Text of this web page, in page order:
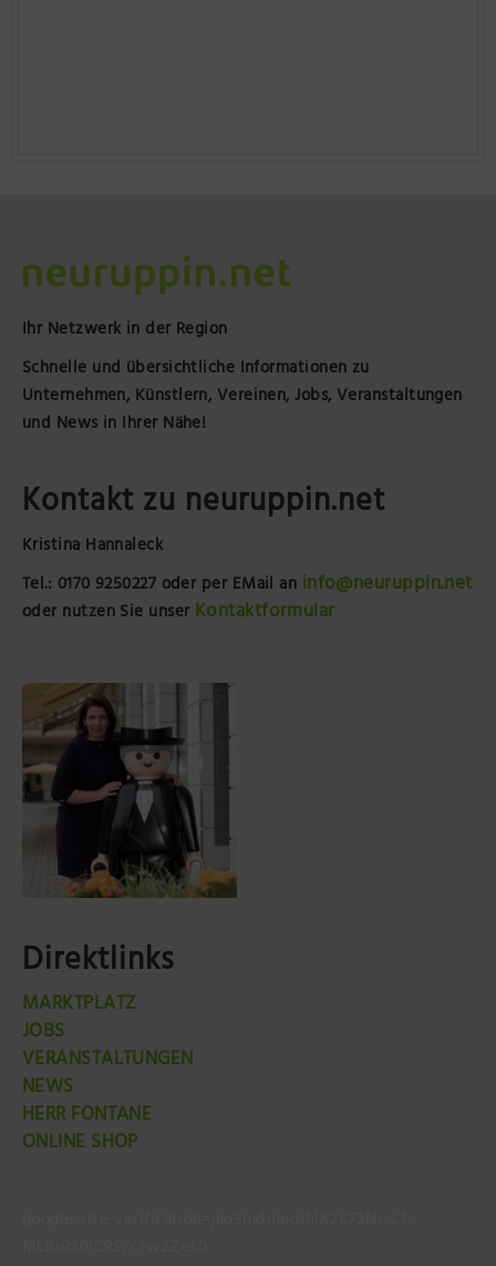
Ihr Netzwerk in der Region
Schnelle und übersichtliche Informationen zu
Unternehmen, Künstlern, Vereinen, Jobs, Veranstaltungen
und News in Ihrer Nähe!
Kontakt zu neuruppin.net
Kristina Hannaleck
Tel.: 0170 9250227 oder per EMail an info@neuruppin.net
oder nutzen Sie unser Kontaktformular
Direktlinks
MARKTPLATZ
JOBS
VERANSTALTUNGEN
NEWS
HERR FONTANE
ONLINE SHOP